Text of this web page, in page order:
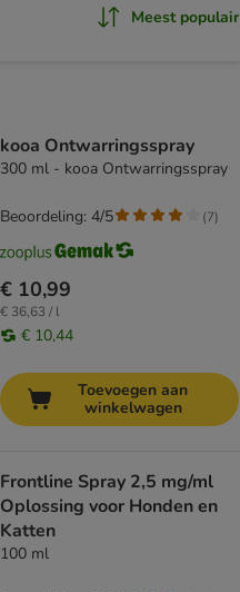
Meest populair
kooa Ontwarringsspray
300 ml - kooa Ontwarringsspray
€ 10,99
€ 36,63 / l
€ 10,44
Beoordeling: 4/5 (7)
Toevoegen aan
winkelwagen
Frontline Spray 2,5 mg/ml
Oplossing voor Honden en
Katten
100 ml